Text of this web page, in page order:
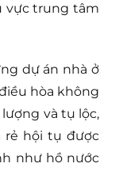
vực trung tâm
dự án nhà ở
hòa không
và tụ lộc,
rẻ hội tụ được
như hồ nước